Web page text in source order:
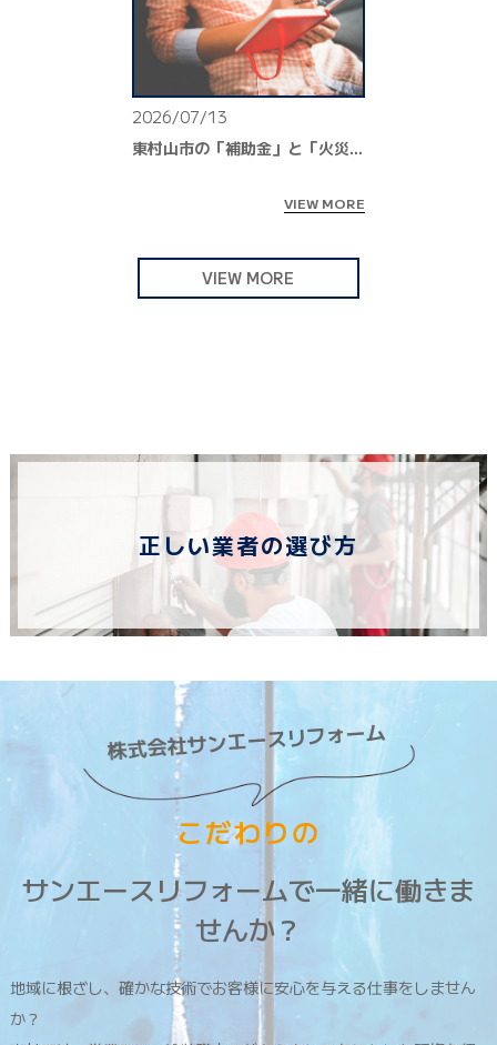
2026/07/13
東村山市の「補助金」と「火災保険」｜併用を検討の際に知っておきたい基本ポイント
VIEW MORE
VIEW MORE
正しい業者の選び方
株式会社サンエースリフォーム
こだわりの
サンエースリフォームで一緒に働きま
せんか？
地域に根ざし、確かな技術でお客様に安心を与える仕事をしません
か？